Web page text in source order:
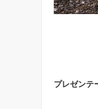
プレゼンテ